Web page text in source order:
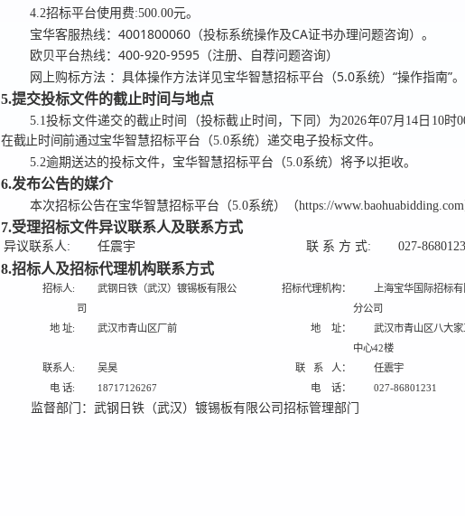
4.2招标平台使用费:500.00元。
宝华客服热线： 4001800060（投标系统操作及CA证书办理问题咨询）。
欧贝平台热线： 400-920-9595（注册、自荐问题咨询）
网上购标方法 ：具体操作方法详见宝华智慧招标平台（5.0系统）“操作指南”。
5.提交投标文件的截止时间与地点
5.1投标文件递交的截止时间（投标截止时间，下同）为2026年07月14日10时
在截止时间前通过宝华智慧招标平台（5.0系统）递交电子投标文件。
5.2逾期送达的投标文件，宝华智慧招标平台（5.0系统）将予以拒收。
6.发布公告的媒介
本次招标公告在宝华智慧招标平台（5.0系统）（https://www.baohuabidding.com
7.受理招标文件异议联系人及联系方式
异议联系人: 任震宇 联 系 方 式: 027-
8.招标人及招标代理机构联系方式
招标人:
武钢日铁（武汉）镀锡板有限公
司
招标代理机构：
上海宝华国际招标
分公司
地 址:
武汉市青山区厂前 地 址：
武汉市青山区八大家
中心42楼
联系人:
吴昊 联 系 人：
任震宇
电 话:
18717126267 电 话： 027-86801231
监督部门：武钢日铁（武汉）镀锡板有限公司招标管理部门